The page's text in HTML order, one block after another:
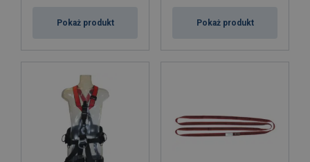
Pokaż produkt Pokaż produkt